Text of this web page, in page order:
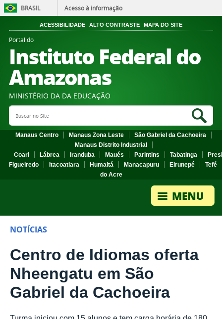
BRASIL Acesso à informação
ACESSIBILIDADE ALTO CONTRASTE MAPA DO SITE
Portal do
Instituto Federal do
Amazonas
MINISTÉRIO DA DA EDUCAÇÃO
Search Site
Manaus Centro Manaus Zona Leste
São Gabriel da Cachoeira
Manaus Distrito Industrial
Coari
Lábrea Iranduba Maués Parintins Tabatinga
Figueiredo
Itacoatiara Humaitá Manacapuru Eirunepé
Tefé
do Acre
NOTÍCIAS
Centro de Idiomas oferta
Nheengatu em São
Gabriel da Cachoeira